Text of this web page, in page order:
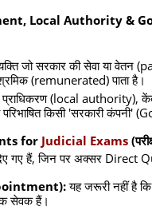
Local Authority & Govt
जो सरकार की सेवा या वेतन
(remunerated) पाता है।
प्राधिकरण (local authority),
किसी 'सरकारी कंपनी'
for Judicial Exams
गए हैं, जिन पर अक्सर Direct
यह जरूरी नहीं है कि
सेवक हैं।